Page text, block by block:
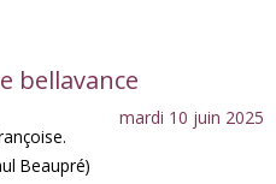
bellavance
mardi 10 juin 2025
Beaupré)